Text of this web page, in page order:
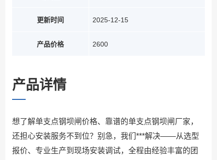
更新时间
产品价格
2025-12-15
2600
产品详情
想了解单支点钢坝闸价格、靠谱的单支点钢坝闸厂家，
还担心安装服务不到位？别急，我们***解决——从选型
报价、专业生产到现场安装调试，全程由经验丰富的团